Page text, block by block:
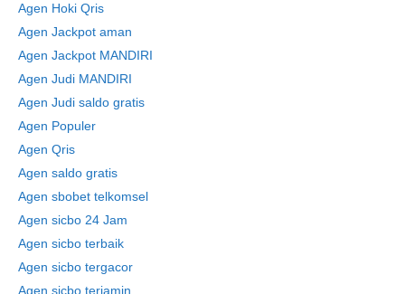
Agen Hoki Qris
Agen Jackpot aman
Agen Jackpot MANDIRI
Agen Judi MANDIRI
Agen Judi saldo gratis
Agen Populer
Agen Qris
Agen saldo gratis
Agen sbobet telkomsel
Agen sicbo 24 Jam
Agen sicbo terbaik
Agen sicbo tergacor
Agen sicbo terjamin